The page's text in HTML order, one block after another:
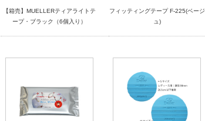
【箱売】MUELLERティアライトテ
ープ・ブラック（6個入り）
フィッティングテープ F-225(ベージ
ュ)